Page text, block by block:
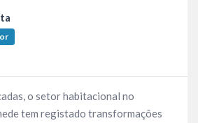
o setor habitacional no
tem registado transformações